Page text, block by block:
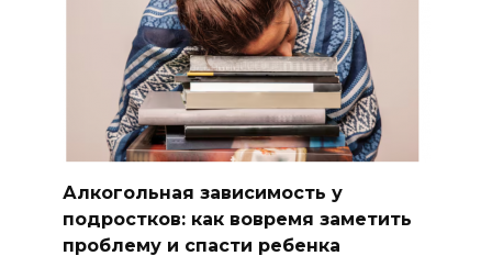
Алкогольная зависимость у
подростков: как вовремя заметить
проблему и спасти ребенка